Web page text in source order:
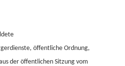
öffentliche Ordnung,
der öffentlichen Sitzung vom